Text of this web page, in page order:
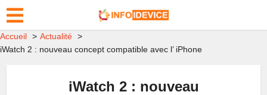
Accueil
Actualité
iWatch 2 : nouveau concept compatible avec l’ iPhone
iWatch 2 : nouveau